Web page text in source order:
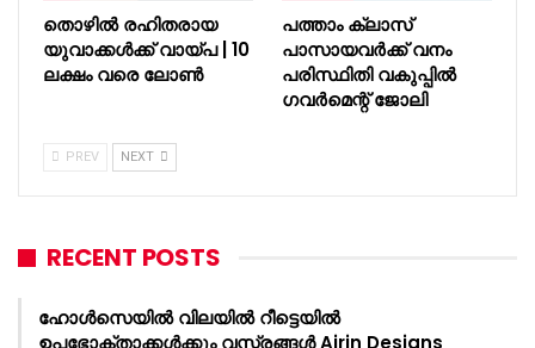
തൊഴിൽ രഹിതരായ
യുവാക്കൾക്ക് വായ്പ | 10
ലക്ഷം വരെ ലോൺ
പത്താം ക്ലാസ്
പാസായവർക്ക് വനം
പരിസ്ഥിതി വകുപ്പിൽ
ഗവർമെന്റ് ജോലി
PREV NEXT
RECENT POSTS
ഹോൾസെയിൽ വിലയിൽ റീട്ടെയിൽ
ഉപഭോക്താക്കൾക്കും വസ്ത്രങ്ങൾ Airin Designs